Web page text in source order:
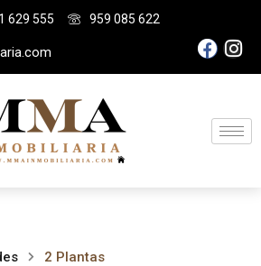
629 555 959 085 622
2 Plantas